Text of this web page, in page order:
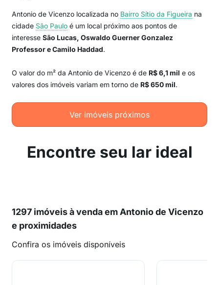
Antonio de Vicenzo localizada no Bairro Sítio da Figueira na
cidade São Paulo é um local próximo aos pontos de
interesse São Lucas, Oswaldo Guerner Gonzalez
Professor e Camilo Haddad.
O valor do m² da Antonio de Vicenzo é de R$ 6,1 mil e os
valores dos imóveis variam em torno de R$ 650 mil.
Ver imóveis próximos
Encontre seu lar ideal
1297 imóveis à venda em Antonio de Vicenzo
e proximidades
Confira os imóveis disponíveis